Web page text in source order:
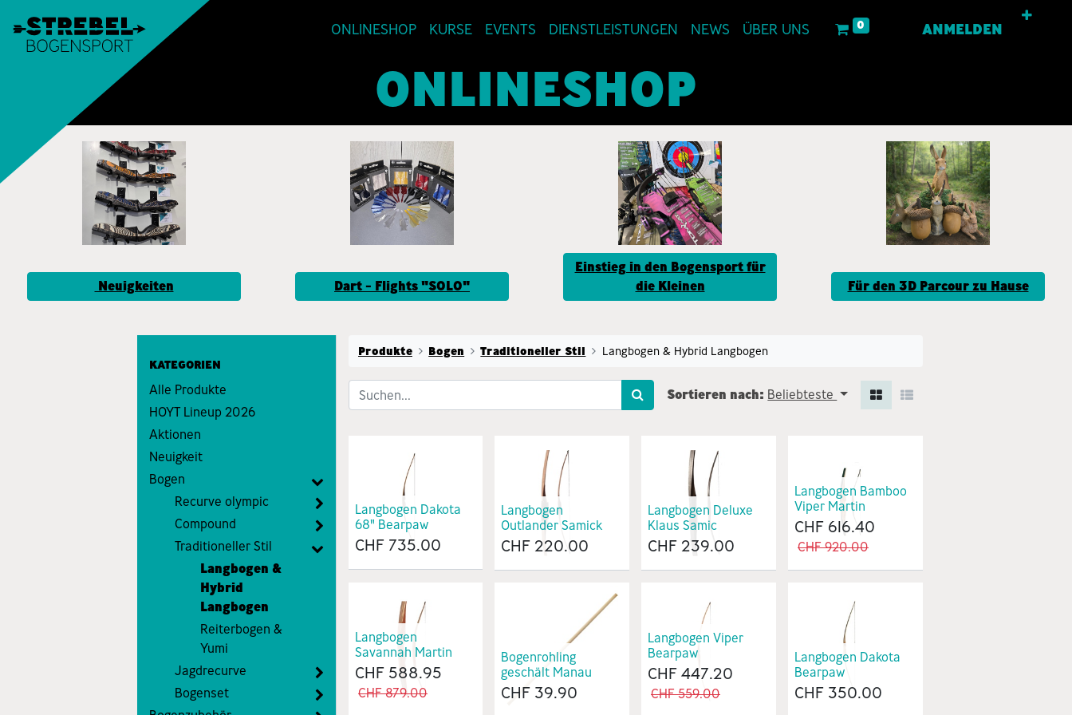
ONLINESHOP KURSE EVENTS DIENSTLEISTUNGEN NEWS ÜBER UNS 0 ANMELDEN
ONLINESHOP
Neuigkeiten Dart - Flights "SOLO"
Einstieg in den Bogensport für
die Kleinen
Für den 3D Parcour zu Hause
KATEGORIEN
Alle Produkte
HOYT Lineup 2026
Aktionen
Neuigkeit
Bogen
Recurve olympic
Compound
Traditioneller Stil
Langbogen &
Hybrid
Langbogen
Reiterbogen &
Yumi
Jagdrecurve
Bogenset
Produkte Bogen Traditioneller Stil Langbogen & Hybrid Langbogen
Sortieren nach: Beliebteste
Langbogen Dakota
68" Bearpaw
CHF 735.00
Langbogen
Outlander Samick
CHF 220.00
Langbogen Deluxe
Klaus Samic
CHF 239.00
Langbogen Bamboo
Viper Martin
CHF 616.40
CHF920.00
Langbogen
Savannah Martin
CHF 588.95
CHF879.00
Bogenrohling
geschält Manau
CHF 39.90
Langbogen Viper
Bearpaw
CHF 447.20
CHF559.00
Langbogen Dakota
Bearpaw
CHF 350.00